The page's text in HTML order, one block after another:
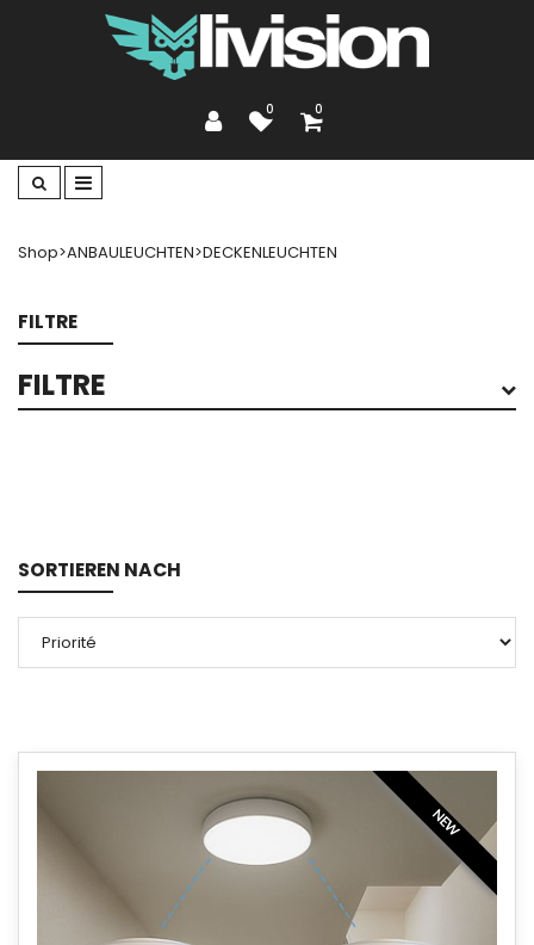
0 0
Shop>ANBAULEUCHTEN>DECKENLEUCHTEN
FILTRE
FILTRE
SORTIEREN NACH
NEW